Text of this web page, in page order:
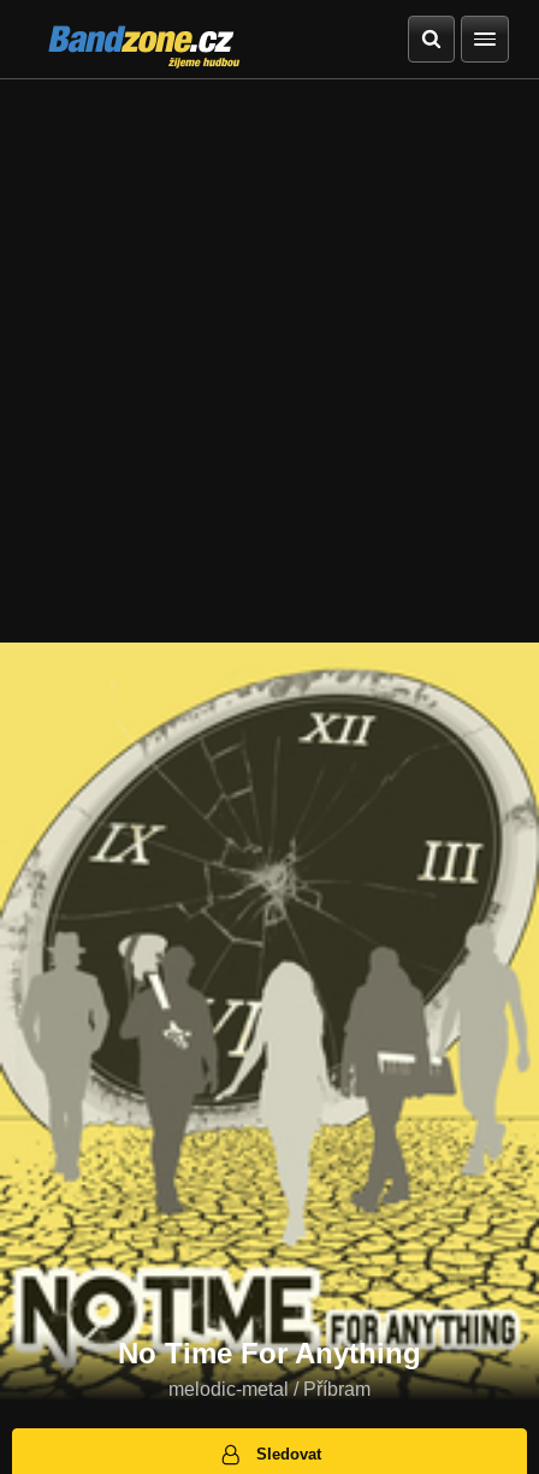
Bandzone.cz
žijeme hudbou
No Time For Anything
melodic-metal / Příbram
Sledovat